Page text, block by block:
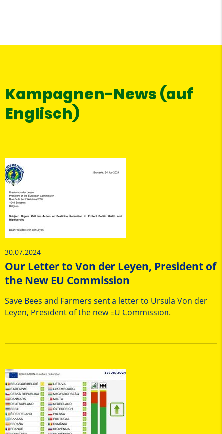
Ökolandbau ausgebaut sowie die Forschung zu pestizid-
Kampagnen-News (auf
Englisch)
30.07.2024
Our Letter to Von der Leyen, President of
the New EU Commission
Save Bees and Farmers sent a letter to Ursula Von der
Leyen, President of the new EU Commission.